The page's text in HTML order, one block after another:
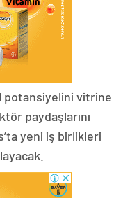
potansiyelini vitrine
paydaşlarını
yeni iş birlikleri